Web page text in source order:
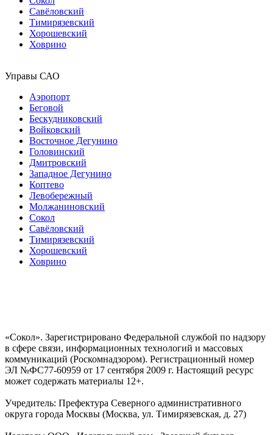
Савёловский
Тимирязевский
Хорошевский
Ховрино
Управы САО
Аэропорт
Беговой
Бескудниковский
Войковский
Восточное Дегунино
Головинский
Дмитровский
Западное Дегунино
Коптево
Левобережный
Молжаниновский
Сокол
Савёловский
Тимирязевский
Хорошевский
Ховрино
«Сокол». Зарегистрировано Федеральной службой по надзору
в сфере связи, информационных технологий и массовых
коммуникаций (Роскомнадзором). Регистрационный номер
ЭЛ №ФС77-60959 от 17 сентября 2009 г. Настоящий ресурс
может содержать материалы 12+.
Учредитель: Префектура Северного административного
округа города Москвы (Москва, ул. Тимирязевская, д. 27)